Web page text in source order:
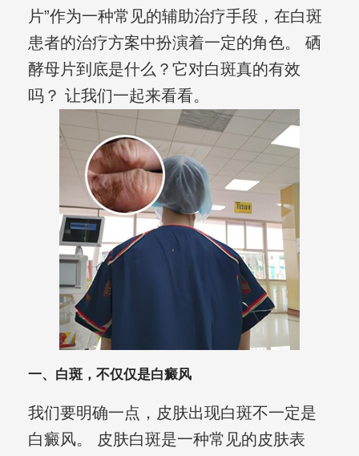
片”作为一种常见的辅助治疗手段，在白斑
患者的治疗方案中扮演着一定的角色。 硒
酵母片到底是什么？它对白斑真的有效
吗？ 让我们一起来看看。
一、白斑，不仅仅是白癜风
我们要明确一点，皮肤出现白斑不一定是
白癜风。 皮肤白斑是一种常见的皮肤表